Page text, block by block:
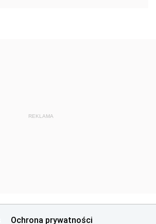
REKLAMA
Ochrona prywatności